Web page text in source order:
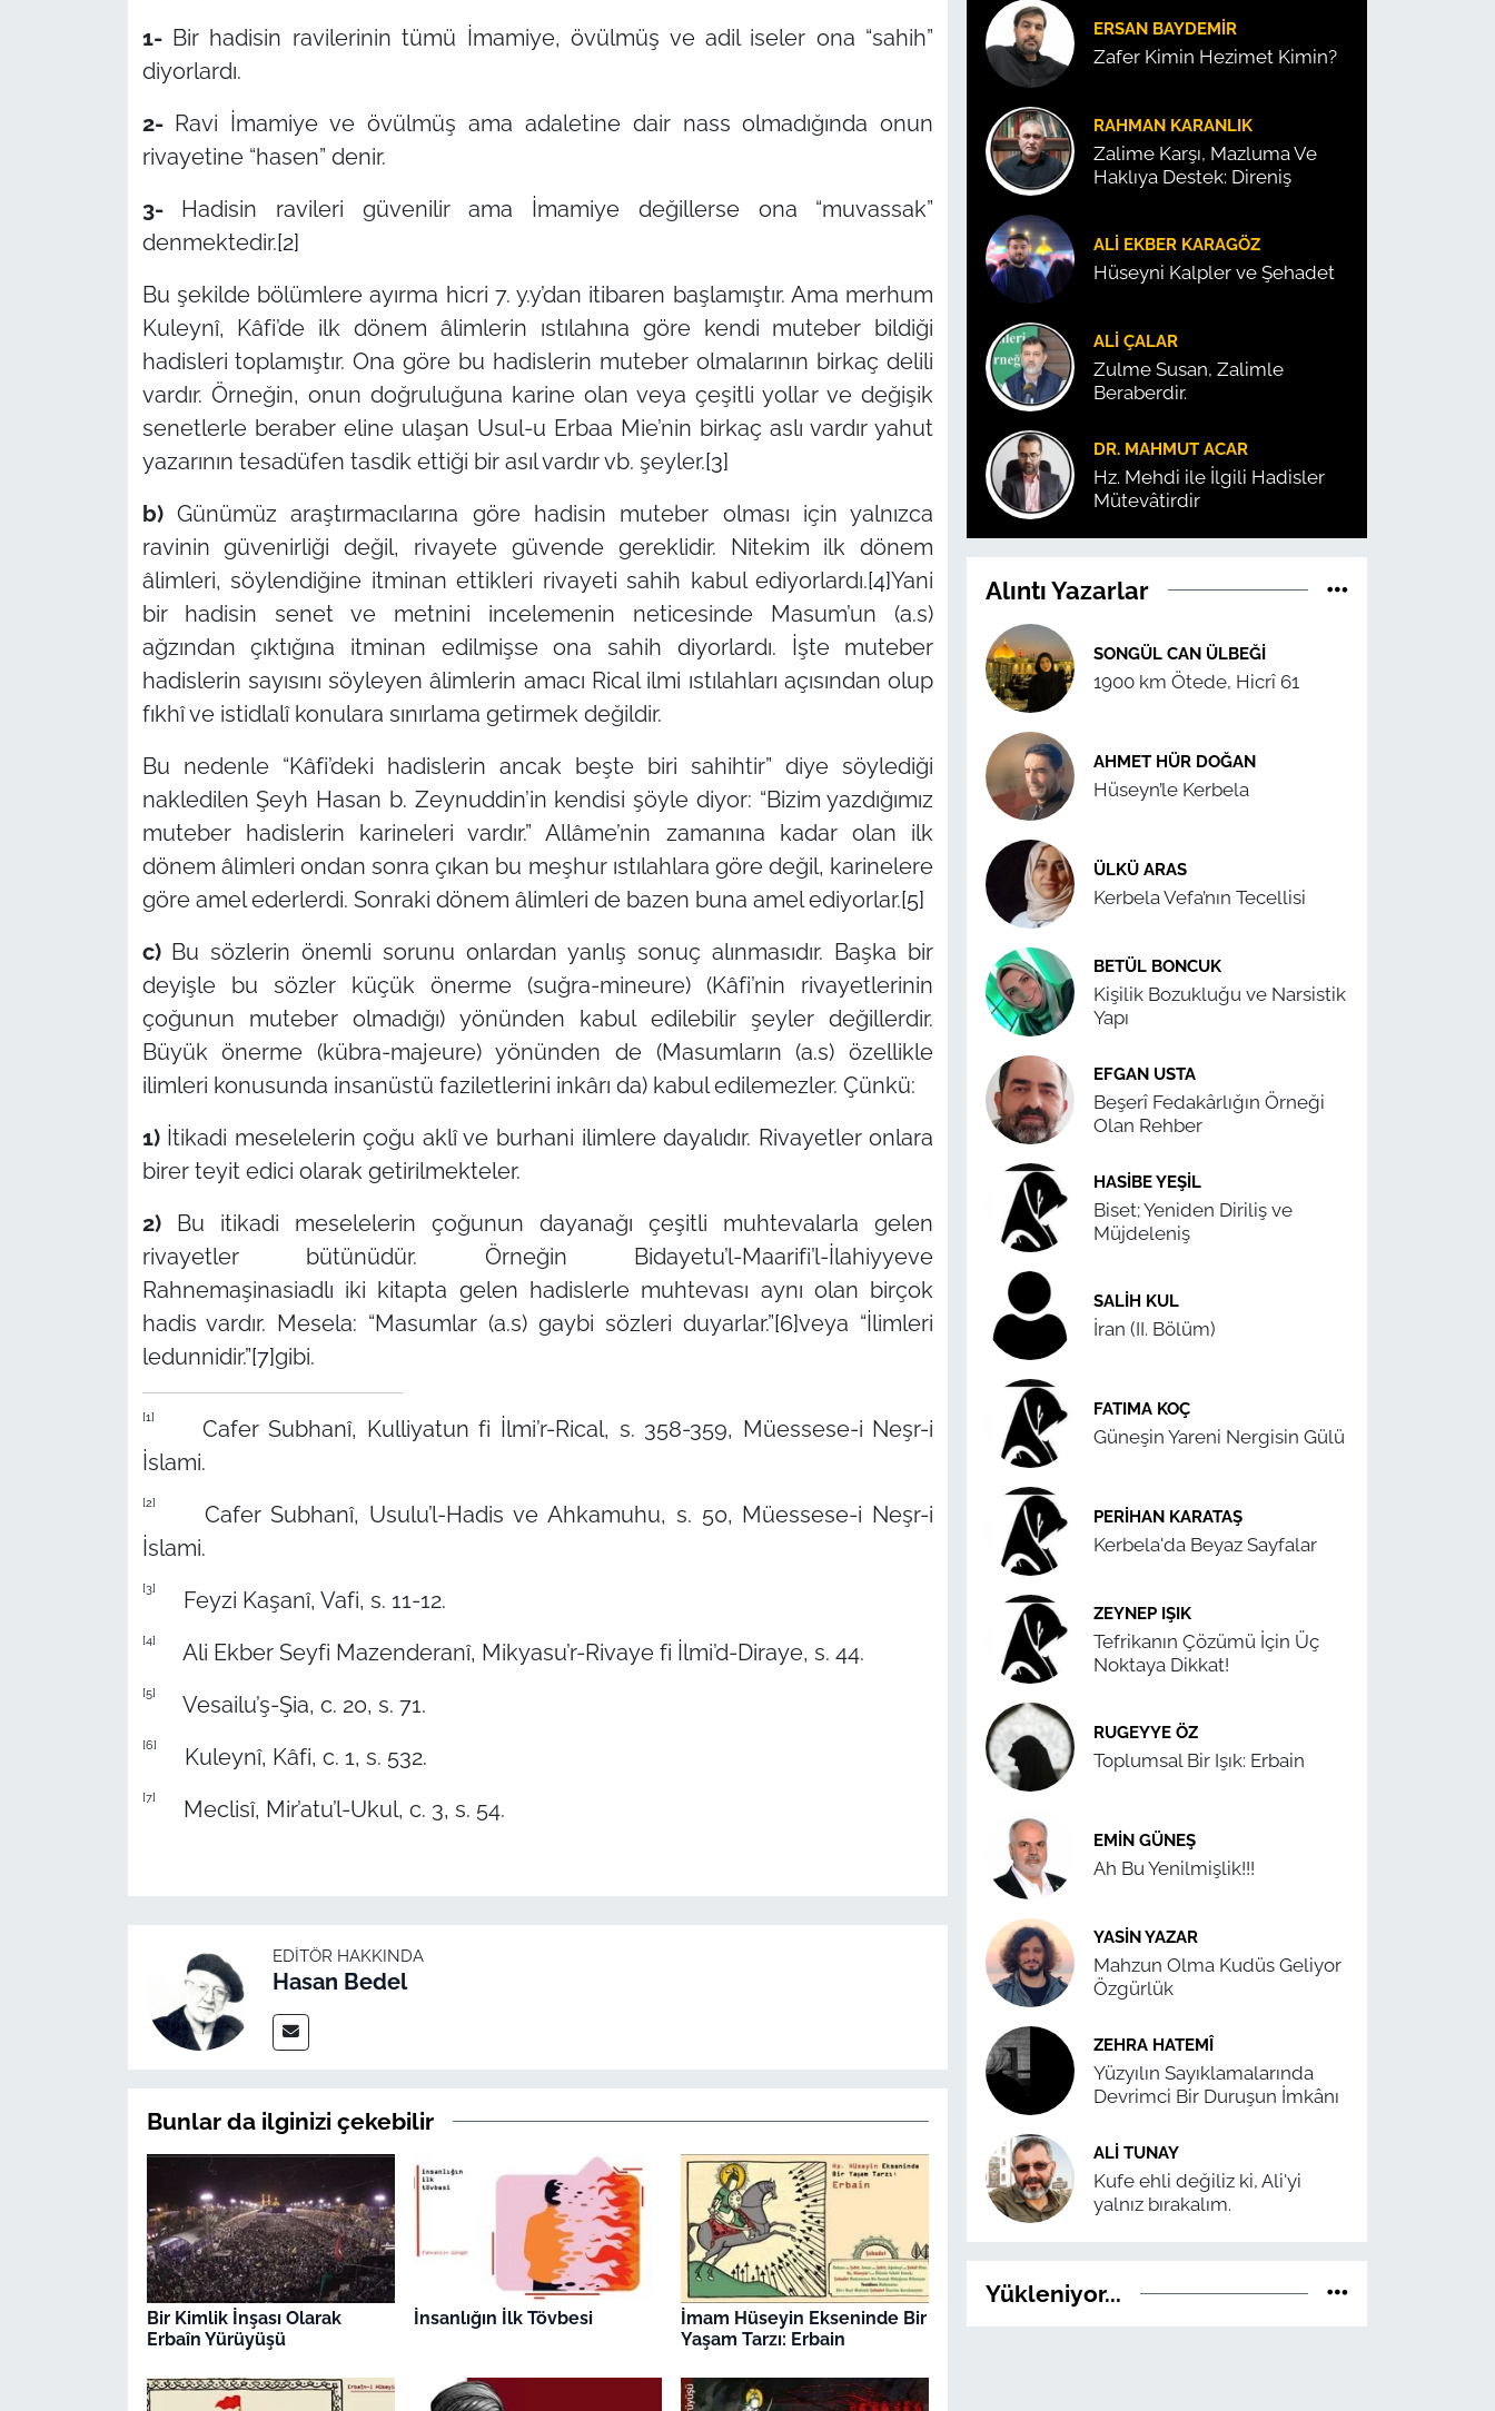
1- Bir hadisin ravilerinin tümü İmamiye, övülmüş ve adil iseler ona “sahih”
diyorlardı.
2- Ravi İmamiye ve övülmüş ama adaletine dair nass olmadığında onun
rivayetine “hasen” denir.
3- Hadisin ravileri güvenilir ama İmamiye değillerse ona “muvassak”
denmektedir.[2]
Bu şekilde bölümlere ayırma hicri 7. y.y’dan itibaren başlamıştır. Ama merhum
Kuleynî, Kâfi’de ilk dönem âlimlerin ıstılahına göre kendi muteber bildiği
hadisleri toplamıştır. Ona göre bu hadislerin muteber olmalarının birkaç delili
vardır. Örneğin, onun doğruluğuna karine olan veya çeşitli yollar ve değişik
senetlerle beraber eline ulaşan Usul-u Erbaa Mie’nin birkaç aslı vardır yahut
yazarının tesadüfen tasdik ettiği bir asıl vardır vb. şeyler.[3]
b) Günümüz araştırmacılarına göre hadisin muteber olması için yalnızca
ravinin güvenirliği değil, rivayete güvende gereklidir. Nitekim ilk dönem
âlimleri, söylendiğine itminan ettikleri rivayeti sahih kabul ediyorlardı.[4]Yani
bir hadisin senet ve metnini incelemenin neticesinde Masum’un (a.s)
ağzından çıktığına itminan edilmişse ona sahih diyorlardı. İşte muteber
hadislerin sayısını söyleyen âlimlerin amacı Rical ilmi ıstılahları açısından olup
fıkhî ve istidlalî konulara sınırlama getirmek değildir.
Bu nedenle “Kâfi’deki hadislerin ancak beşte biri sahihtir” diye söylediği
nakledilen Şeyh Hasan b. Zeynuddin’in kendisi şöyle diyor: “Bizim yazdığımız
muteber hadislerin karineleri vardır.” Allâme’nin zamanına kadar olan ilk
dönem âlimleri ondan sonra çıkan bu meşhur ıstılahlara göre değil, karinelere
göre amel ederlerdi. Sonraki dönem âlimleri de bazen buna amel ediyorlar.[5]
c) Bu sözlerin önemli sorunu onlardan yanlış sonuç alınmasıdır. Başka bir
deyişle bu sözler küçük önerme (suğra-mineure) (Kâfi’nin rivayetlerinin
çoğunun muteber olmadığı) yönünden kabul edilebilir şeyler değillerdir.
Büyük önerme (kübra-majeure) yönünden de (Masumların (a.s) özellikle
ilimleri konusunda insanüstü faziletlerini inkârı da) kabul edilemezler. Çünkü:
1) İtikadi meselelerin çoğu aklî ve burhani ilimlere dayalıdır. Rivayetler onlara
birer teyit edici olarak getirilmekteler.
2) Bu itikadi meselelerin çoğunun dayanağı çeşitli muhtevalarla gelen
rivayetler bütünüdür. Örneğin Bidayetu’l-Maarifi’l-İlahiyyeve
Rahnemaşinasiadlı iki kitapta gelen hadislerle muhtevası aynı olan birçok
hadis vardır. Mesela: “Masumlar (a.s) gaybi sözleri duyarlar.”[6]veya “İlimleri
ledunnidir.”[7]gibi.
[1]
Cafer Subhanî, Kulliyatun fi İlmi’r-Rical, s. 358-359, Müessese-i Neşr-i
İslami.
[2]
Cafer Subhanî, Usulu’l-Hadis ve Ahkamuhu, s. 50, Müessese-i Neşr-i
İslami.
[3] Feyzi Kaşanî, Vafi, s. 11-12.
[4] Ali Ekber Seyfi Mazenderanî, Mikyasu’r-Rivaye fi İlmi’d-Diraye, s. 44.
[5] Vesailu’ş-Şia, c. 20, s. 71.
[6] Kuleynî, Kâfi, c. 1, s. 532.
[7] Meclisî, Mir’atu’l-Ukul, c. 3, s. 54.
EDITÖR HAKKINDA
Hasan Bedel
Bunlar da ilginizi çekebilir
Bir Kimlik İnşası Olarak
Erbaîn Yürüyüşü
İnsanlığın İlk Tövbesi
İmam Hüseyin Ekseninde Bir
Yaşam Tarzı: Erbain
ERSAN BAYDEMIR
Zafer Kimin Hezimet Kimin?
RAHMAN KARANLIK
Zalime Karşı, Mazluma Ve
Haklıya Destek: Direniş
ALI EKBER KARAGÖZ
Hüseyni Kalpler ve Şehadet
ALI ÇALAR
Zulme Susan, Zalimle
Beraberdir.
DR. MAHMUT ACAR
Hz. Mehdi ile İlgili Hadisler
Mütevâtirdir
Alıntı Yazarlar
SONGÜL CAN ÜLBEĞI
1900 km Ötede, Hicrî 61
AHMET HÜR DOĞAN
Hüseyn’le Kerbela
ÜLKÜ ARAS
Kerbela Vefa’nın Tecellisi
BETÜL BONCUK
Kişilik Bozukluğu ve Narsistik
Yapı
EFGAN USTA
Beşerî Fedakârlığın Örneği
Olan Rehber
HASIBE YEŞIL
Biset; Yeniden Diriliş ve
Müjdeleniş
SALIH KUL
İran (II. Bölüm)
FATIMA KOÇ
Güneşin Yareni Nergisin Gülü
PERIHAN KARATAŞ
Kerbela'da Beyaz Sayfalar
ZEYNEP IŞIK
Tefrikanın Çözümü İçin Üç
Noktaya Dikkat!
RUGEYYE ÖZ
Toplumsal Bir Işık: Erbain
EMIN GÜNEŞ
Ah Bu Yenilmişlik!!!
YASIN YAZAR
Mahzun Olma Kudüs Geliyor
Özgürlük
ZEHRA HATEMÎ
Yüzyılın Sayıklamalarında
Devrimci Bir Duruşun İmkânı
ALI TUNAY
Kufe ehli değiliz ki, Ali'yi
yalnız bırakalım.
Yükleniyor...